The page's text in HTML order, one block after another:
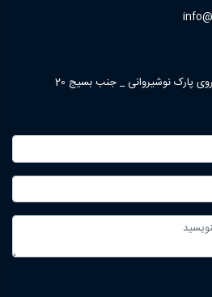
پارک نوشیروانی _ جنب بسیج 20